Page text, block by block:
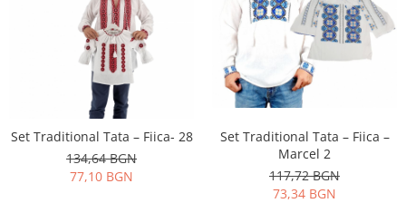
Set Traditional Tata – Fiica- 28
134,64 BGN
77,10 BGN
Set Traditional Tata – Fiica –
Marcel 2
117,72 BGN
73,34 BGN